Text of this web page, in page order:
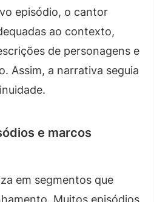
episódio, o cantor
ao contexto,
de personagens e
Assim, a narrativa seguia
e marcos
em segmentos que
Muitos episódios